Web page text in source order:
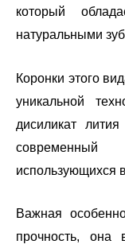
который
натуральными
Коронки этого
уникальной
дисиликат
использующихся
Важная
прочность, она